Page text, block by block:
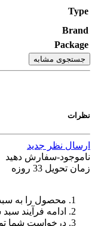
Type
Brand
Package
جستجوی مشابه
نظرات
ارسال نظر جدید
ناموجود-سفارش دهید
زمان تحویل 33 روزه
محصول را به
ادامه فرآیند
درخواست شما